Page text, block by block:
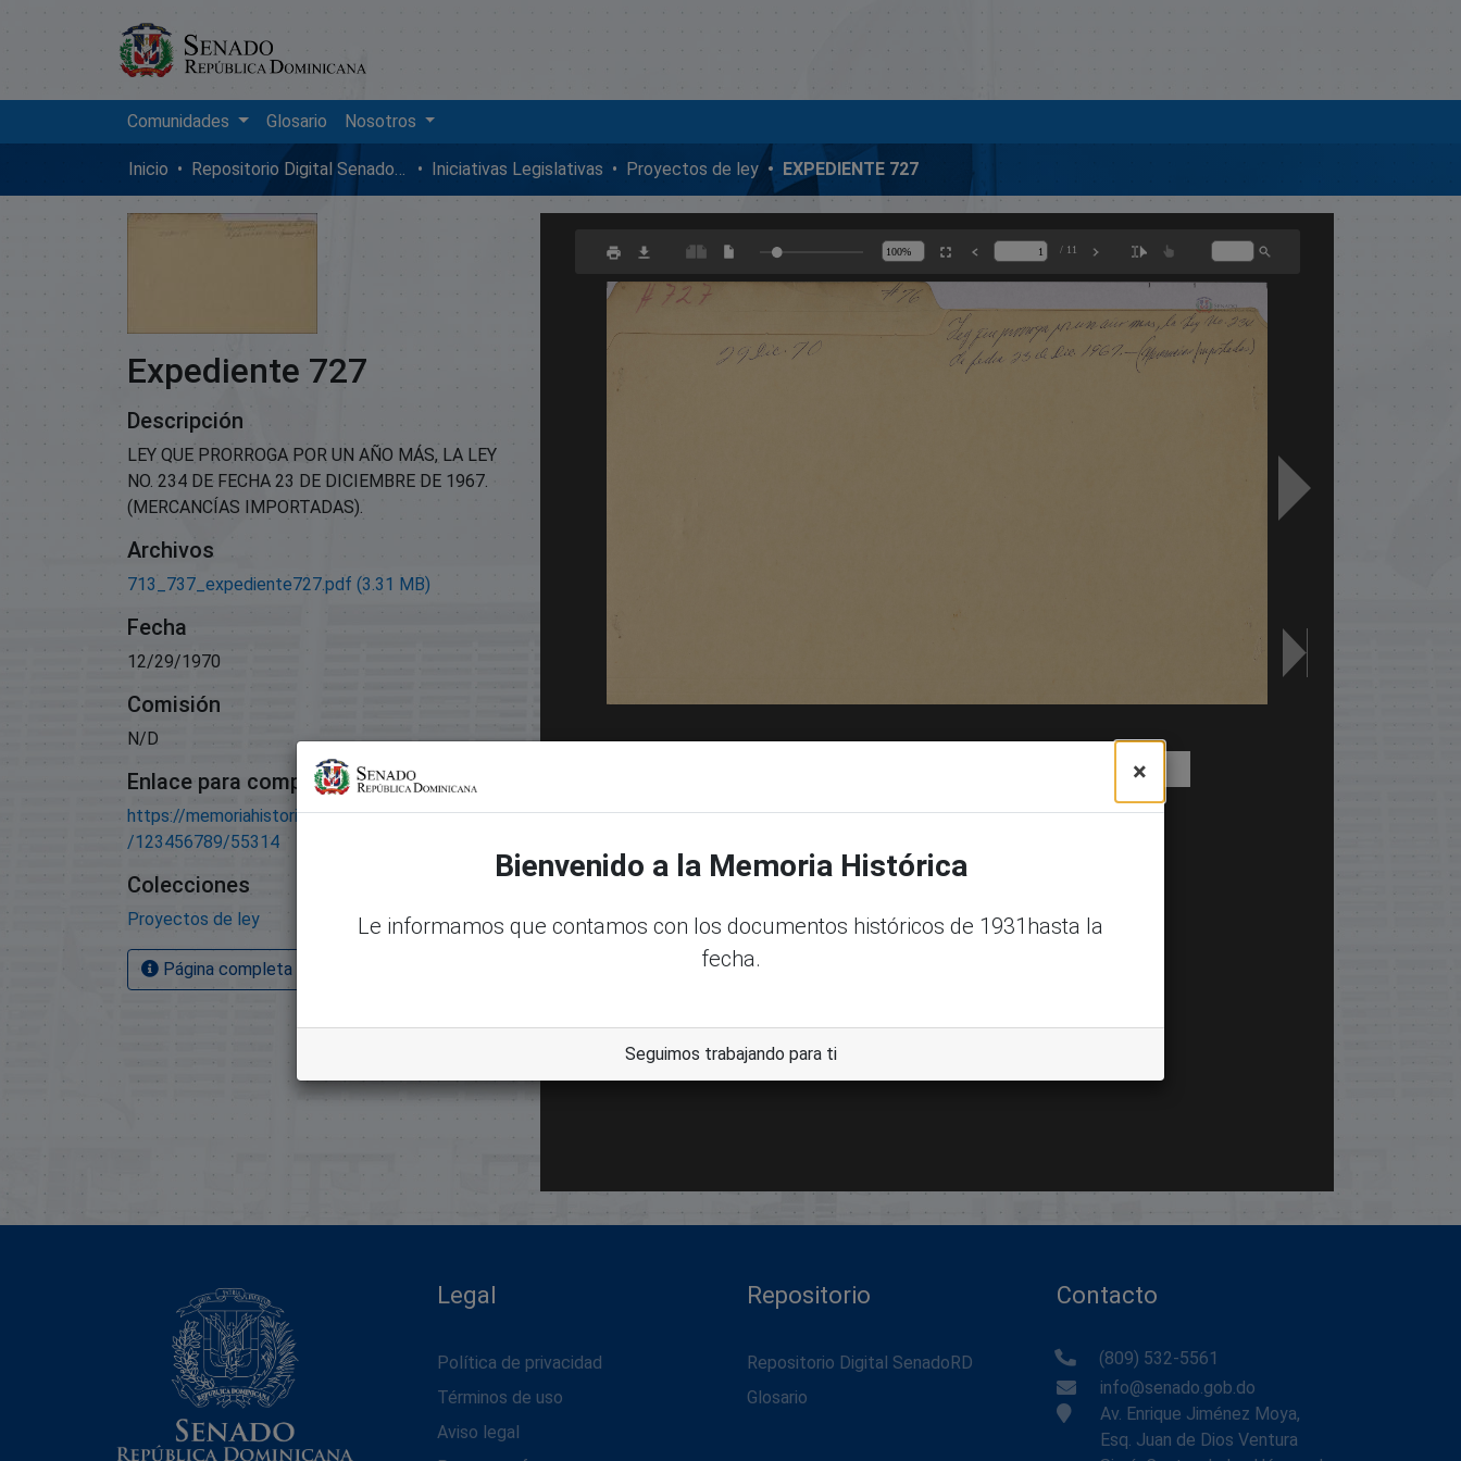
Comunidades Glosario Nosotros
Inicio Repositorio Digital SenadoRD Iniciativas Legislativas Proyectos de ley EXPEDIENTE 727
Expediente 727
Descripción
LEY QUE PRORROGA POR UN AÑO MÁS, LA LEY
NO. 234 DE FECHA 23 DE DICIEMBRE DE 1967.
(MERCANCÍAS IMPORTADAS).
Archivos
713_737_expediente727.pdf (3.31 MB)
Fecha
12/29/1970
Comisión
N/D
Enlace para compartir este artículo
https://memoriahistorica.senadord.gob.do/handle
/123456789/55314
Colecciones
Proyectos de ley
Página completa del artículo
Legal
Política de privacidad
Términos de uso
Aviso legal
Repositorio
Repositorio Digital SenadoRD
Glosario
Contacto
(809) 532-5561
info@senado.gob.do
Av. Enrique Jiménez Moya,
Esq. Juan de Dios Ventura
×
Bienvenido a la Memoria Histórica
Le informamos que contamos con los documentos históricos de 1931hasta la
fecha.
Seguimos trabajando para ti